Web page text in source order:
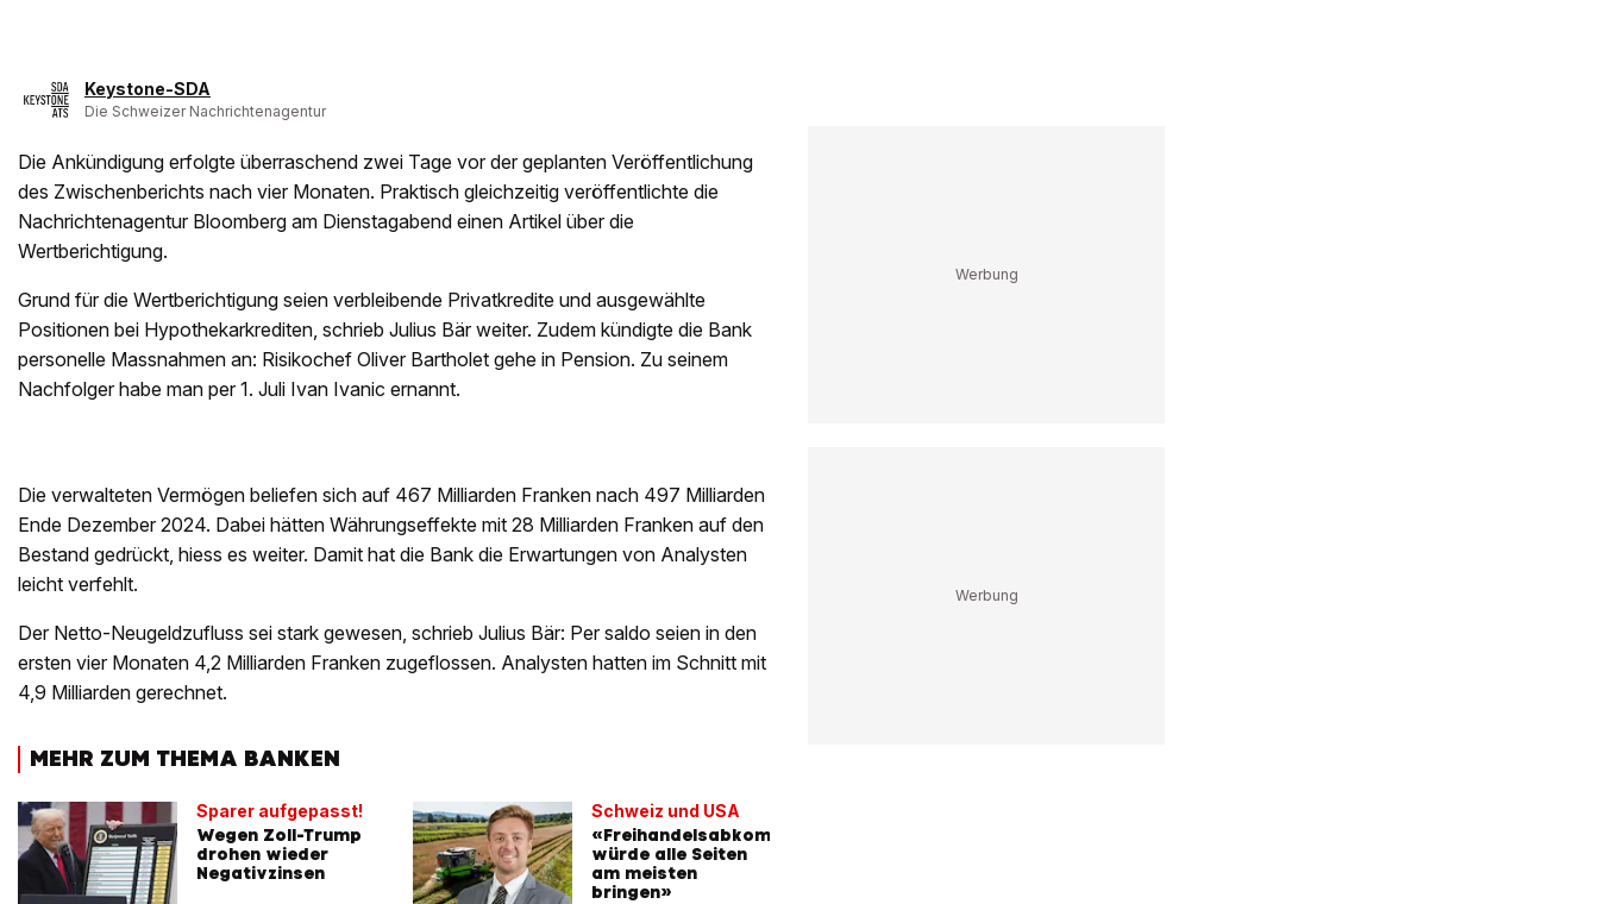
Keystone-SDA
Die Schweizer Nachrichtenagentur
Die Ankündigung erfolgte überraschend zwei Tage vor der geplanten Veröffentlichung
des Zwischenberichts nach vier Monaten. Praktisch gleichzeitig veröffentlichte die
Nachrichtenagentur Bloomberg am Dienstagabend einen Artikel über die
Wertberichtigung.
Grund für die Wertberichtigung seien verbleibende Privatkredite und ausgewählte
Positionen bei Hypothekarkrediten, schrieb Julius Bär weiter. Zudem kündigte die Bank
personelle Massnahmen an: Risikochef Oliver Bartholet gehe in Pension. Zu seinem
Nachfolger habe man per 1. Juli Ivan Ivanic ernannt.
Die verwalteten Vermögen beliefen sich auf 467 Milliarden Franken nach 497 Milliarden
Ende Dezember 2024. Dabei hätten Währungseffekte mit 28 Milliarden Franken auf den
Bestand gedrückt, hiess es weiter. Damit hat die Bank die Erwartungen von Analysten
leicht verfehlt.
Der Netto-Neugeldzufluss sei stark gewesen, schrieb Julius Bär: Per saldo seien in den
ersten vier Monaten 4,2 Milliarden Franken zugeflossen. Analysten hatten im Schnitt mit
4,9 Milliarden gerechnet.
MEHR ZUM THEMA BANKEN
Sparer aufgepasst!
Wegen Zoll-Trump
drohen wieder
Negativzinsen
Schweiz und USA
«Freihandelsabkommen
würde alle Seiten
am meisten
bringen»